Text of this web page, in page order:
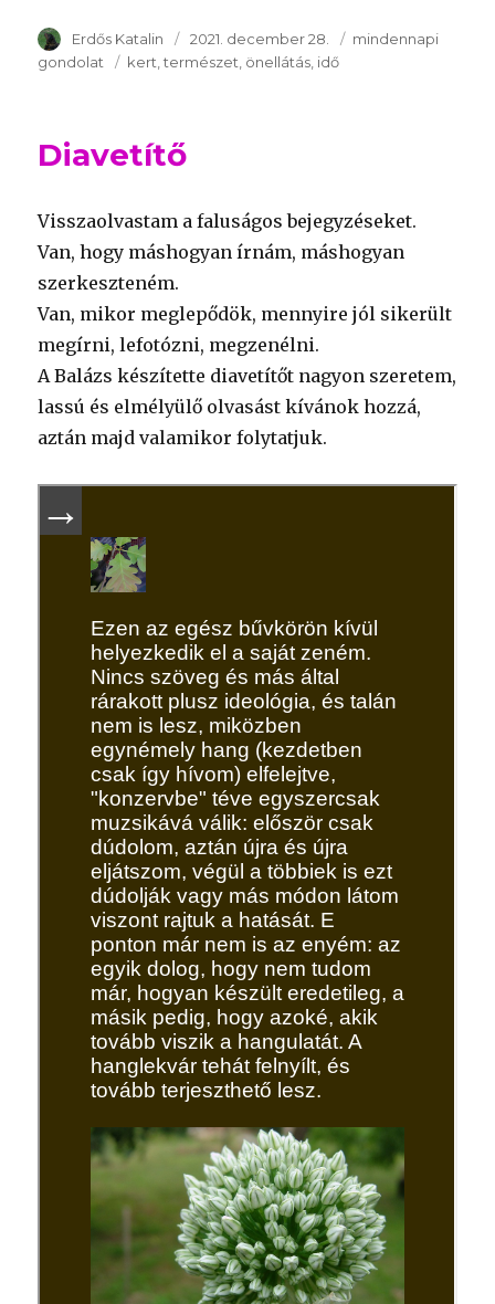
Szerző
Erdős Katalin Publikálva
2021. december 28. Témakör
mindennapi
gondolat
Kulcsszavak
kert természet önellátás idő
Diavetítő
Visszaolvastam a faluságos bejegyzéseket.
Van, hogy máshogyan írnám, máshogyan
szerkeszteném.
Van, mikor meglepődök, mennyire jól sikerült
megírni, lefotózni, megzenélni.
A Balázs készítette diavetítőt nagyon szeretem,
lassú és elmélyülő olvasást kívánok hozzá,
aztán majd valamikor folytatjuk.